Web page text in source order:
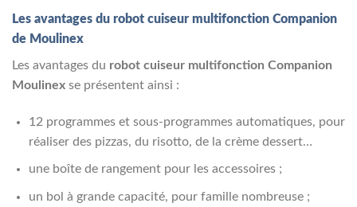
Les avantages du robot cuiseur multifonction Companion
de Moulinex
Les avantages du robot cuiseur multifonction Companion
Moulinex se présentent ainsi :
12 programmes et sous-programmes automatiques, pour
réaliser des pizzas, du risotto, de la crème dessert…
une boîte de rangement pour les accessoires ;
un bol à grande capacité, pour famille nombreuse ;